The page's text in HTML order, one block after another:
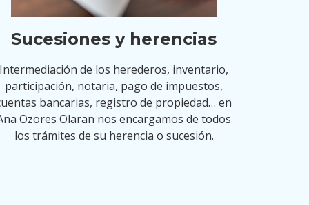
Sucesiones y herencias
Intermediación de los herederos, inventario,
participación, notaria, pago de impuestos,
bancarias, registro de propiedad… en
Ozores Olaran nos encargamos de todos
los trámites de su herencia o sucesión.